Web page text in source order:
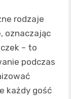
rodzaje
oznaczając
– to
podczas
każdy gość